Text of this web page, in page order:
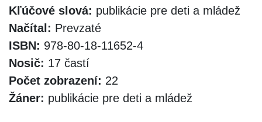
Kľúčové slová: publikácie pre deti a mládež
Načítal: Prevzaté
ISBN: 978-80-18-11652-4
Nosič: 17 častí
Počet zobrazení: 22
Žáner: publikácie pre deti a mládež